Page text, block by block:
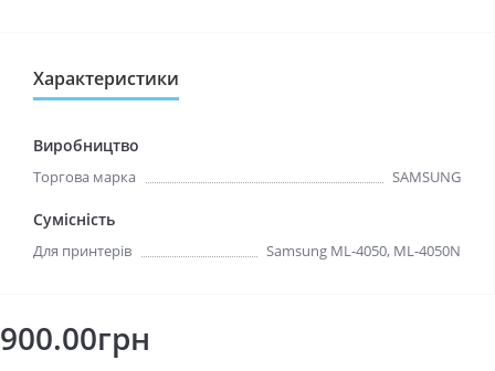
Характеристики
Виробництво
Торгова марка SAMSUNG
Сумісність
Для принтерів Samsung ML-4050, ML-4050N
900.00грн